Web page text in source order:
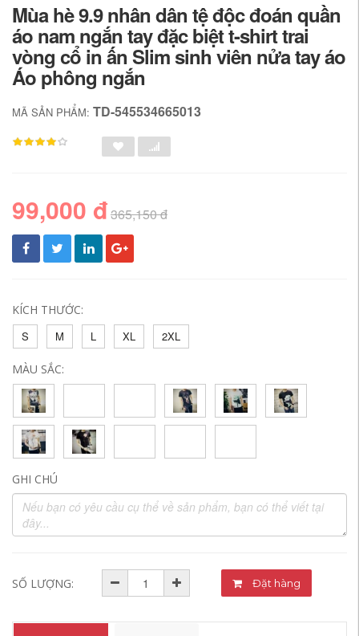
Mùa hè 9.9 nhân dân tệ độc đoán quần
áo nam ngắn tay đặc biệt t-shirt trai
vòng cổ in ấn Slim sinh viên nửa tay áo
Áo phông ngắn
MÃ SẢN PHẨM: TD-545534665013
99,000 đ365,150 đ
KÍCH THƯỚC:
S
M L XL 2XL
MÀU SẮC:
GHI CHÚ
SỐ LƯỢNG: Đặt hàng